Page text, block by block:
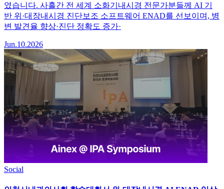
였습니다. 사흘간 전 세계 소화기내시경 전문가분들께 AI 기
반 위·대장내시경 진단보조 소프트웨어 ENAD를 선보이며, 병
변 발견율 향상·진단 정확도 증가·
Jun.10.2026
Social